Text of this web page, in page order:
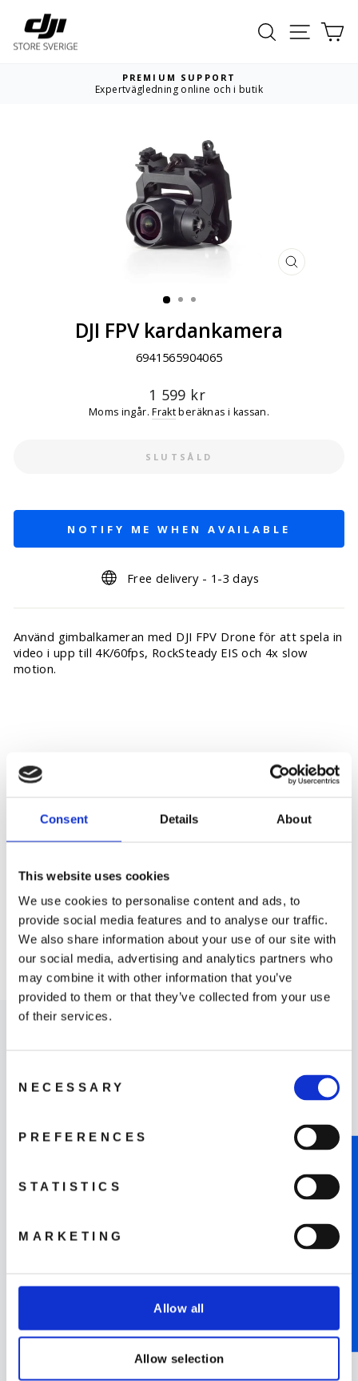
Consent Details About
This website uses cookies
We use cookies to personalise content and ads, to
provide social media features and to analyse our traffic.
We also share information about your use of our site with
our social media, advertising and analytics partners who
may combine it with other information that you’ve
provided to them or that they’ve collected from your use
of their services.
Selection
NECESSARY
PREFERENCES
STATISTICS
MARKETING
Allow all
Allow selection
innehållet
Sök
Pausa
PREMIUM SUPPORT
Expertvägledning online och i butik
STÄNG
DJI FPV kardankamera
6941565904065
Ordinarie
pris
1 599 kr
Moms ingår.Fraktberäknas i kassan.
SLUTSÅLD
NOTIFY ME WHEN AVAILABLE
Free delivery - 1-3 days
Använd gimbalkameran med DJI FPV Drone för att spela in
video i upp till 4K/60fps, RockSteady EIS och 4x slow
motion.
DJI FPV
kardankamera
1 599 kr
Kontakta oss NOTIFY ME WHEN AVAILABLE